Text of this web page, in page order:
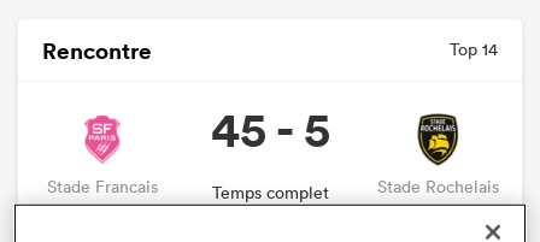
Rencontre Top 14
Stade Francais
45 - 5
Temps complet Stade Rochelais